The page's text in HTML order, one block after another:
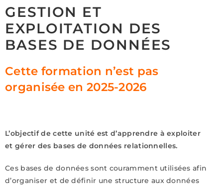
GESTION ET
EXPLOITATION DES
BASES DE DONNÉES
Cette formation n’est pas
organisée en 2025-2026
L’objectif de cette unité est d’apprendre à exploiter
et gérer des bases de données relationnelles.
Ces bases de données sont couramment utilisées afin
d’organiser et de définir une structure aux données